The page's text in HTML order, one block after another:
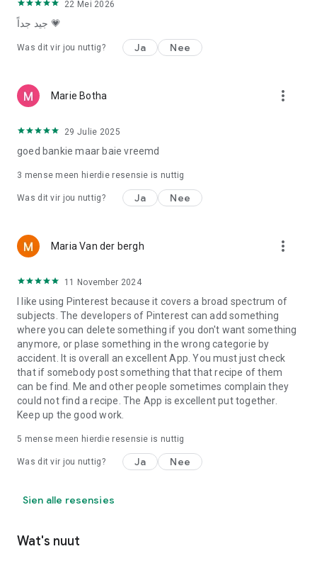
22 Mei 2026
جيد جداً 💗
Was dit vir jou nuttig? Ja Nee
Marie Botha more_vert
29 Julie 2025
goed bankie maar baie vreemd
3 mense meen hierdie resensie is nuttig
Was dit vir jou nuttig? Ja Nee
Maria Van der bergh more_vert
11 November 2024
I like using Pinterest because it covers a broad spectrum of
subjects. The developers of Pinterest can add something
where you can delete something if you don't want something
anymore, or plase something in the wrong categorie by
accident. It is overall an excellent App. You must just check
that if somebody post something that that recipe of them
can be find. Me and other people sometimes complain they
could not find a recipe. The App is excellent put together.
Keep up the good work.
5 mense meen hierdie resensie is nuttig
Was dit vir jou nuttig? Ja Nee
Sien alle resensies
Wat's nuut